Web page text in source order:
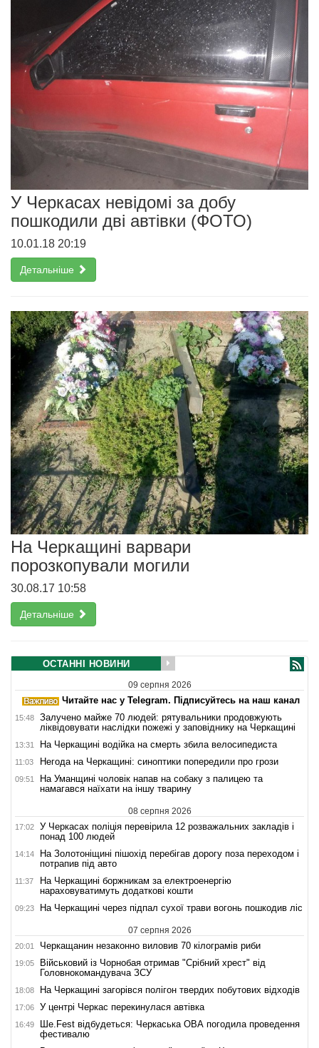
У Черкасах невідомі за добу
пошкодили дві автівки (ФОТО)
10.01.18 20:19
Детальніше
На Черкащині варвари
порозкопували могили
30.08.17 10:58
Детальніше
ОСТАННІ НОВИНИ
09 серпня 2026
Читайте нас у Telegram. Підписуйтесь на наш канал
15:48
Залучено майже 70 людей: рятувальники продовжують
ліквідовувати наслідки пожежі у заповіднику на Черкащині
13:31 На Черкащині водійка на смерть збила велосипедиста
11:03 Негода на Черкащині: синоптики попередили про грози
09:51
На Уманщині чоловік напав на собаку з палицею та
намагався наїхати на іншу тварину
08 серпня 2026
17:02
У Черкасах поліція перевірила 12 розважальних закладів і
понад 100 людей
14:14
На Золотоніщині пішохід перебігав дорогу поза переходом і
потрапив під авто
11:37
На Черкащині боржникам за електроенергію
нараховуватимуть додаткові кошти
09:23 На Черкащині через підпал сухої трави вогонь пошкодив ліс
07 серпня 2026
20:01 Черкащанин незаконно виловив 70 кілограмів риби
19:05
Військовий із Чорнобая отримав "Срібний хрест" від
Головнокомандувача ЗСУ
18:08 На Черкащині загорівся полігон твердих побутових відходів
17:06 У центрі Черкас перекинулася автівка
16:49
Ше.Fest відбудеться: Черкаська ОВА погодила проведення
фестивалю